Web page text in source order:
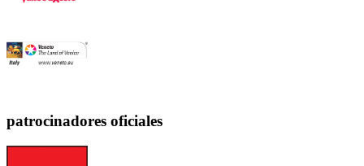
patrocinadores oficiales